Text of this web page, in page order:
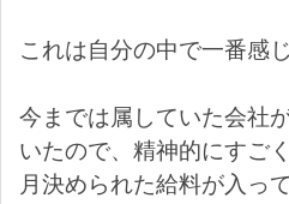
これは自分の中で一番感
今までは属していた会社
いたので、精神的にすご
月決められた給料が入っ